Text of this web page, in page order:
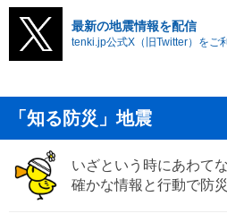
最新の地震情報を配信
tenki.jp公式X（旧Twitter）をご
「知る防災」地震
いざという時にあわて
確かな情報と行動で防